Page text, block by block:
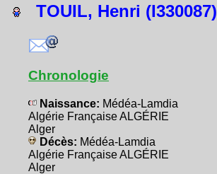
TOUIL, Henri (I330087)
Chronologie
Naissance: Médéa-Lamdia
Algérie Française ALGÉRIE
Alger
Décès: Médéa-Lamdia
Algérie Française ALGÉRIE
Alger